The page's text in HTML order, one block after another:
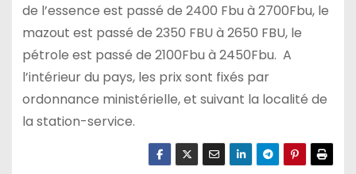
de l’essence est passé de 2400 Fbu à 2700Fbu, le
mazout est passé de 2350 FBU à 2650 FBU, le
pétrole est passé de 2100Fbu à 2450Fbu. A
l’intérieur du pays, les prix sont fixés par
ordonnance ministérielle, et suivant la localité de
la station-service.